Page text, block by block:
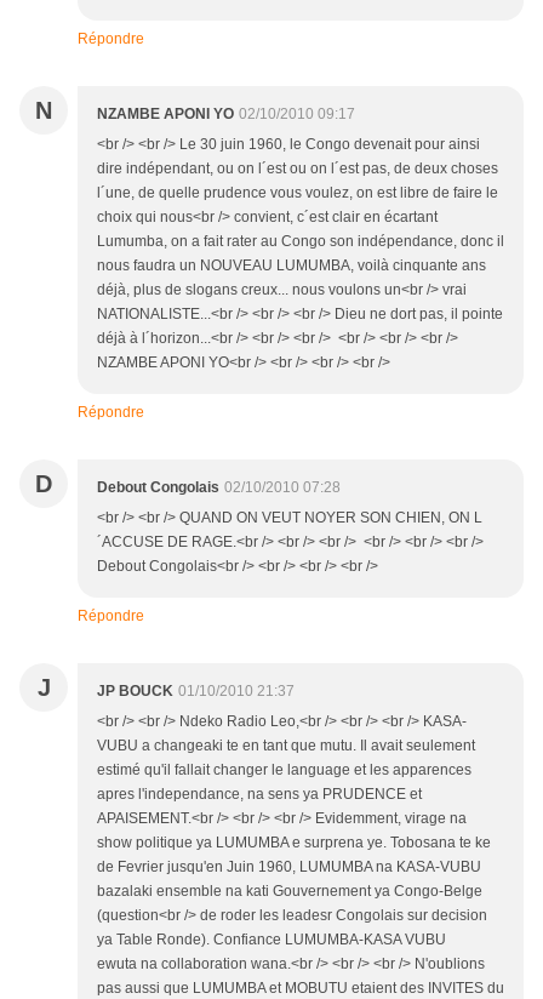
Répondre
N NZAMBE APONI YO 02/10/2010 09:17
<br /> <br /> Le 30 juin 1960, le Congo devenait pour ainsi
dire indépendant, ou on l´est ou on l´est pas, de deux choses
l´une, de quelle prudence vous voulez, on est libre de faire le
choix qui nous<br /> convient, c´est clair en écartant
Lumumba, on a fait rater au Congo son indépendance, donc il
nous faudra un NOUVEAU LUMUMBA, voilà cinquante ans
déjà, plus de slogans creux... nous voulons un<br /> vrai
NATIONALISTE...<br /> <br /> <br /> Dieu ne dort pas, il pointe
déjà à l´horizon...<br /> <br /> <br /> <br /> <br /> <br />
NZAMBE APONI YO<br /> <br /> <br /> <br />
Répondre
D Debout Congolais 02/10/2010 07:28
<br /> <br /> QUAND ON VEUT NOYER SON CHIEN, ON L
´ACCUSE DE RAGE.<br /> <br /> <br /> <br /> <br /> <br />
Debout Congolais<br /> <br /> <br /> <br />
Répondre
J JP BOUCK 01/10/2010 21:37
<br /> <br /> Ndeko Radio Leo,<br /> <br /> <br /> KASA-
VUBU a changeaki te en tant que mutu. Il avait seulement
estimé qu'il fallait changer le language et les apparences
apres l'independance, na sens ya PRUDENCE et
APAISEMENT.<br /> <br /> <br /> Evidemment, virage na
show politique ya LUMUMBA e surprena ye. Tobosana te ke
de Fevrier jusqu'en Juin 1960, LUMUMBA na KASA-VUBU
bazalaki ensemble na kati Gouvernement ya Congo-Belge
(question<br /> de roder les leadesr Congolais sur decision
ya Table Ronde). Confiance LUMUMBA-KASA VUBU
ewuta na collaboration wana.<br /> <br /> <br /> N'oublions
pas aussi que LUMUMBA et MOBUTU etaient des INVITES du